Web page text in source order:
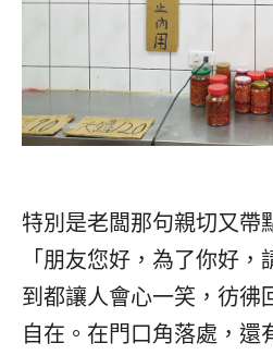
特別是老闆那句親切又帶
「朋友您好，為了你好
到都讓人會心一笑，彷彿
自在。在門口角落處，還